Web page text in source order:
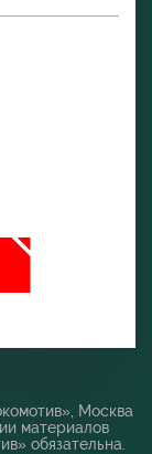
Москва
материалов
обязательна.